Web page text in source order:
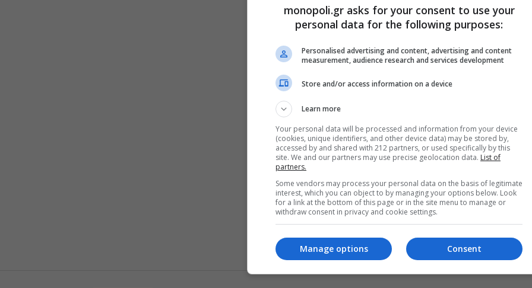
monopoli.gr asks for your consent to use your
personal data for the following purposes:
Personalised advertising and content, advertising and content
measurement, audience research and services development
Store and/or access information on a device
Learn more
Your personal data will be processed and information from your device
(cookies, unique identifiers, and other device data) may be stored by,
accessed by and shared with 212 partners, or used specifically by this
site. We and our partners may use precise geolocation data. List of
partners.
Some vendors may process your personal data on the basis of legitimate
interest, which you can object to by managing your options below. Look
for a link at the bottom of this page or in the site menu to manage or
withdraw consent in privacy and cookie settings.
Consent
Manage options